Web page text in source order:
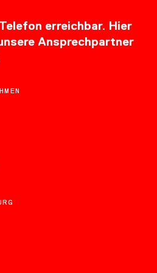
erreichbar. Hier
Ansprechpartner